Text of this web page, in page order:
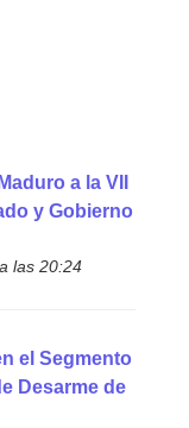
a la VII
y Gobierno
las 20:24
el Segmento
Desarme de